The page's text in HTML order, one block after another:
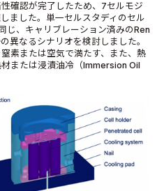
確認が完了したため、7セルモジ
ました。単一セルスタディのセル
じ、キャリブレーション済みのRen
異なるシナリオを検討しました。
素または空気で満たす、また、熱
または浸漬油冷（Immersion Oil